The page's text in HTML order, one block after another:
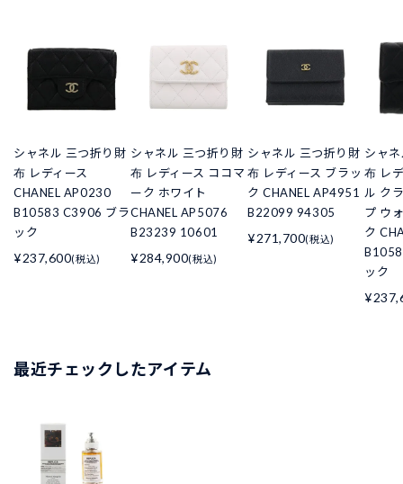
シャネル 三つ折り財
布 レディース
CHANEL AP0230
B10583 C3906 ブラ
ック
¥237,600(税込)
シャネル 三つ折り財
布 レディース ココマ
ーク ホワイト
CHANEL AP5076
B23239 10601
¥284,900(税込)
シャネル 三つ折り財
布 レディース ブラッ
ク CHANEL AP4951
B22099 94305
¥271,700(税込)
シャ
布 レ
ル ク
プ ウ
ク
ック
最近チェックしたアイテム